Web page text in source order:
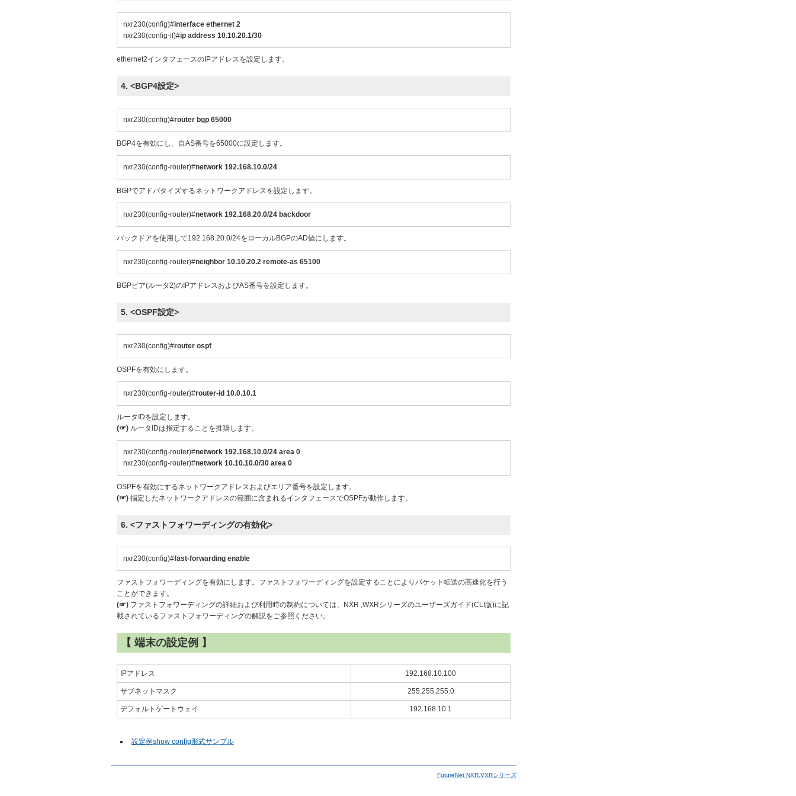
nxr230(config)#interface ethernet 2
nxr230(config-if)#ip address 10.10.20.1/30
ethernet2インタフェースのIPアドレスを設定します。
4. <BGP4設定>
nxr230(config)#router bgp 65000
BGP4を有効にし、自AS番号を65000に設定します。
nxr230(config-router)#network 192.168.10.0/24
BGPでアドバタイズするネットワークアドレスを設定します。
nxr230(config-router)#network 192.168.20.0/24 backdoor
バックドアを使用して192.168.20.0/24をローカルBGPのAD値にします。
nxr230(config-router)#neighbor 10.10.20.2 remote-as 65100
BGPピア(ルータ2)のIPアドレスおよびAS番号を設定します。
5. <OSPF設定>
nxr230(config)#router ospf
OSPFを有効にします。
nxr230(config-router)#router-id 10.0.10.1
ルータIDを設定します。
(☞) ルータIDは指定することを推奨します。
nxr230(config-router)#network 192.168.10.0/24 area 0
nxr230(config-router)#network 10.10.10.0/30 area 0
OSPFを有効にするネットワークアドレスおよびエリア番号を設定します。
(☞) 指定したネットワークアドレスの範囲に含まれるインタフェースでOSPFが動作します。
6. <ファストフォワーディングの有効化>
nxr230(config)#fast-forwarding enable
ファストフォワーディングを有効にします。ファストフォワーディングを設定することによりパケット転送の高速化を行う
ことができます。
(☞) ファストフォワーディングの詳細および利用時の制約については、NXR ,WXRシリーズのユーザーズガイド(CLI版)に記
載されているファストフォワーディングの解説をご参照ください。
【 端末の設定例 】
IPアドレス 192.168.10.100
サブネットマスク 255.255.255.0
デフォルトゲートウェイ 192.168.10.1
設定例show config形式サンプル
FutureNet NXR,VXRシリーズ